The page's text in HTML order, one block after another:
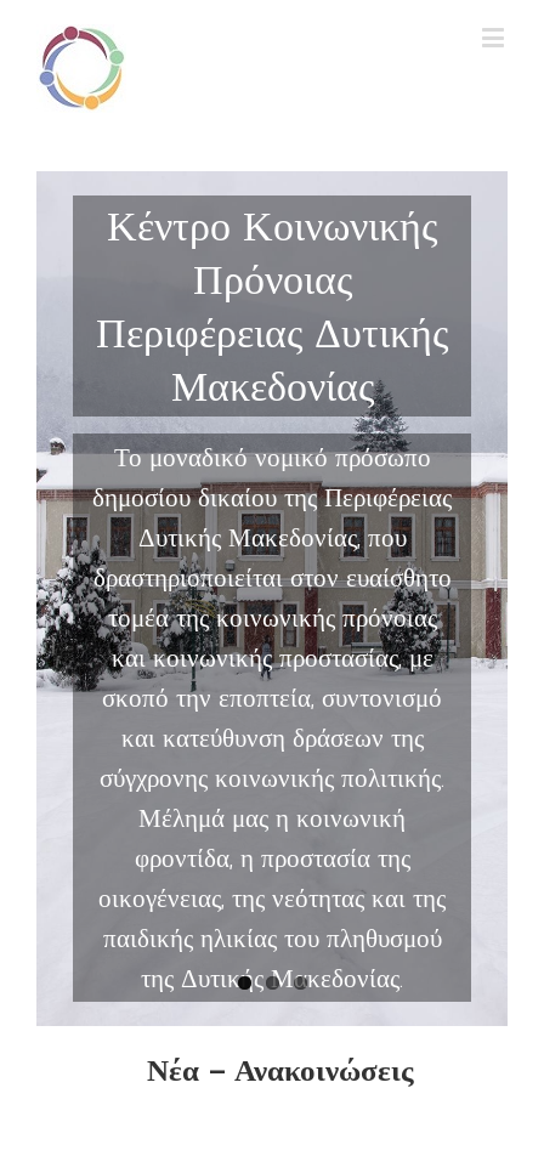
Κέντρο Κοινωνικής
Πρόνοιας
Περιφέρειας Δυτικής
Μακεδονίας
Το μοναδικό νομικό πρόσωπο
δημοσίου δικαίου της Περιφέρειας
Δυτικής Μακεδονίας, που
δραστηριοποιείται στον ευαίσθητο
τομέα της κοινωνικής πρόνοιας
και κοινωνικής προστασίας, με
σκοπό την εποπτεία, συντονισμό
και κατεύθυνση δράσεων της
σύγχρονης κοινωνικής πολιτικής.
Μέλημά μας η κοινωνική
φροντίδα, η προστασία της
οικογένειας, της νεότητας και της
παιδικής ηλικίας του πληθυσμού
της Δυτικής Μακεδονίας.
Νέα – Ανακοινώσεις